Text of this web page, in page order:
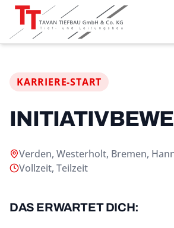
KARRIERE-START
Verden, Westerholt, Bremen,
Vollzeit, Teilzeit
DAS ERWARTET DICH: